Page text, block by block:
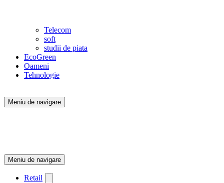
Telecom
soft
studii de piata
EcoGreen
Oameni
Tehnologie
Meniu de navigare
Meniu de navigare
Retail